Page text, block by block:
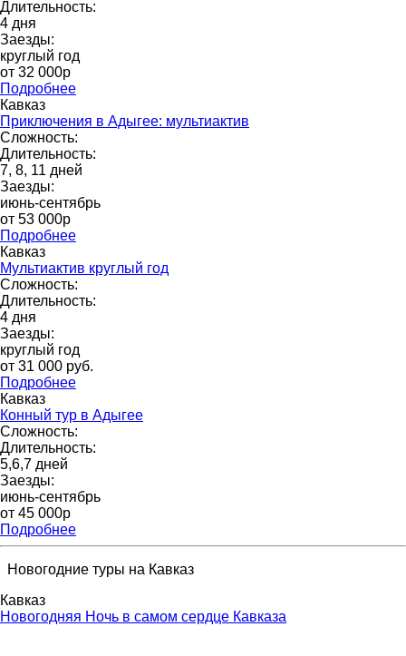
Длительность:
4 дня
Заезды:
круглый год
от 32 000p
Подробнее
Кавказ
Приключения в Адыгее: мультиактив
Сложность:
Длительность:
7, 8, 11 дней
Заезды:
июнь-сентябрь
от 53 000p
Подробнее
Кавказ
Мультиактив круглый год
Сложность:
Длительность:
4 дня
Заезды:
круглый год
от 31 000 pуб.
Подробнее
Кавказ
Конный тур в Адыгее
Сложность:
Длительность:
5,6,7 дней
Заезды:
июнь-сентябрь
от 45 000p
Подробнее
Новогодние туры на Кавказ
Кавказ
Новогодняя Ночь в самом сердце Кавказа